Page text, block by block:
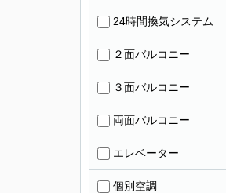
24時間換気システム
２面バルコニー
３面バルコニー
両面バルコニー
エレベーター
個別空調